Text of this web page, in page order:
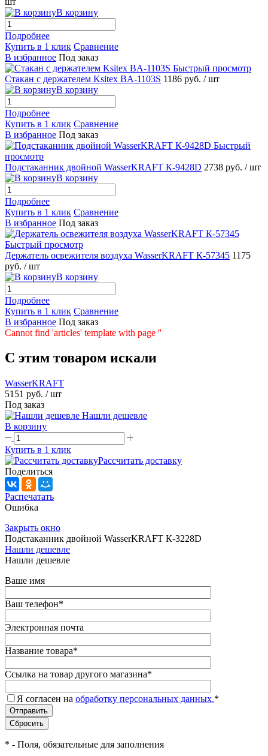
В корзину
Подробнее
Купить в 1 клик Сравнение
В избранное Под заказ
Быстрый просмотр
Стакан с держателем Ksitex BA-1103S 1186 руб. / шт
В корзину
Подробнее
Купить в 1 клик Сравнение
В избранное Под заказ
Быстрый
просмотр
Подстаканник двойной WasserKRAFT К-9428D 2738 руб. / шт
В корзину
Подробнее
Купить в 1 клик Сравнение
В избранное Под заказ
Быстрый просмотр
Держатель освежителя воздуха WasserKRAFT К-57345 1175
руб. / шт
В корзину
Подробнее
Купить в 1 клик Сравнение
В избранное Под заказ
Cannot find 'articles' template with page ''
C этим товаром искали
WasserKRAFT
5151 руб. / шт
Под заказ
Нашли дешевле
В корзину
Купить в 1 клик
Рассчитать доставку
Поделиться
Распечатать
Ошибка
Закрыть окно
Подстаканник двойной WasserKRAFT К-3228D
Нашли дешевле
Нашли дешевле
Ваше имя
Ваш телефон*
Электронная почта
Название товара*
Ссылка на товар другого магазина*
Я согласен на обработку персональных данных.*
* - Поля, обязательные для заполнения